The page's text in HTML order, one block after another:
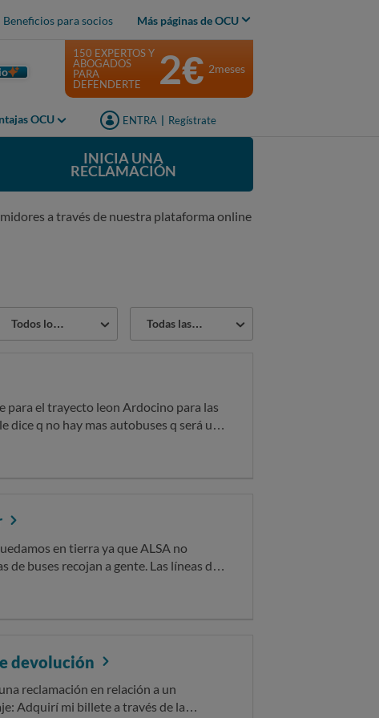
Beneficios para socios Más páginas de OCU
OCU ENTRA Regístrate
150 EXPERTOS Y
ABOGADOS
PARA
DEFENDERTE
2€ 2meses
INICIA UNA
RECLAMACIÓN
a través de nuestra plataforma online
Todos los sectores Todas las reclamaciones
para el trayecto leon Ardocino para las
dice q no hay mas autobuses q será un
coger un taxi y pagar 19,20e los cuales
y pudiendo haberse quedado el niño
en tierra ya que ALSA no
recojan a gente. Las líneas de
como última parada antes d la
a las 18 horas ya llevamos dos buses
nada , gracias a quien lo lea ya que
no contesta ninguna reclamación
devolución